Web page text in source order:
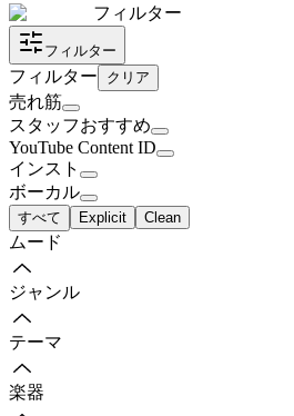
フィルター
フィルター
フィルター クリア
売れ筋
スタッフおすすめ
YouTube Content ID
インスト
ボーカル
すべて Explicit Clean
ムード
ジャンル
テーマ
楽器